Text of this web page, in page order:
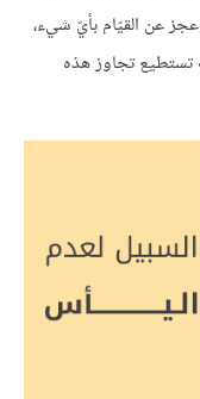
عن القيّام بأيّ شيء،
تستطيع تجاوز هذه